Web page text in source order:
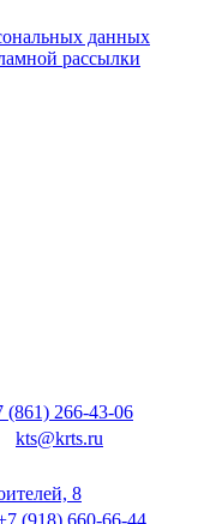
данных
рассылки
266-43-06
kts@krts.ru
8
(918) 660-66-44